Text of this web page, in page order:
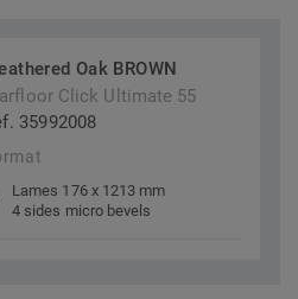
Oak BROWN
Click Ultimate 55
35992008
Lames 176 x 1213 mm
4 sides micro bevels